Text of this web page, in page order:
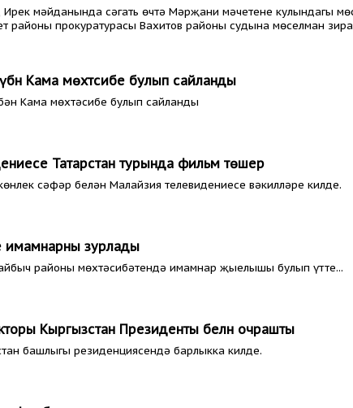
Ирек мәйданында сәгать өчтә Мәрҗани мәчетене кулындагы
районы прокуратурасы Вахитов районы судына мөселман
Кама мөхтәсибе булып сайланды
Кама мөхтәсибе булып сайланды
Татарстан турында фильм төшерә
сәфәр белән Малайзия телевидениесе вәкилләре килде.
имамнарны зурлады
районы мөхтәсибәтендә имамнар җыелышы булып үтте...
Кыргызстан Президенты белән очрашты
башлыгы резиденциясендә барлыкка килде.